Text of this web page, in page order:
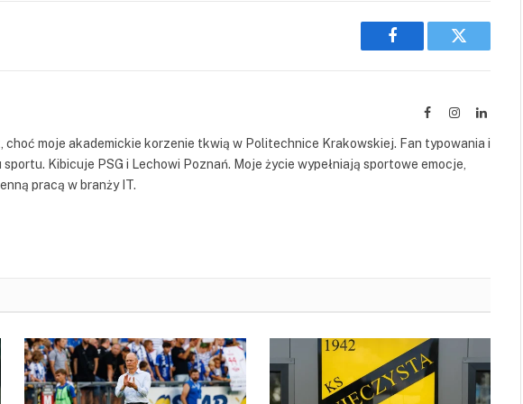
Facebook Twitter
FacebookInstagram
choć moje akademickie korzenie tkwią w Politechnice Krakowskiej. Fan typowania i
Kibicuje PSG i Lechowi Poznań. Moje życie wypełniają sportowe emocje,
pracą w branży IT.